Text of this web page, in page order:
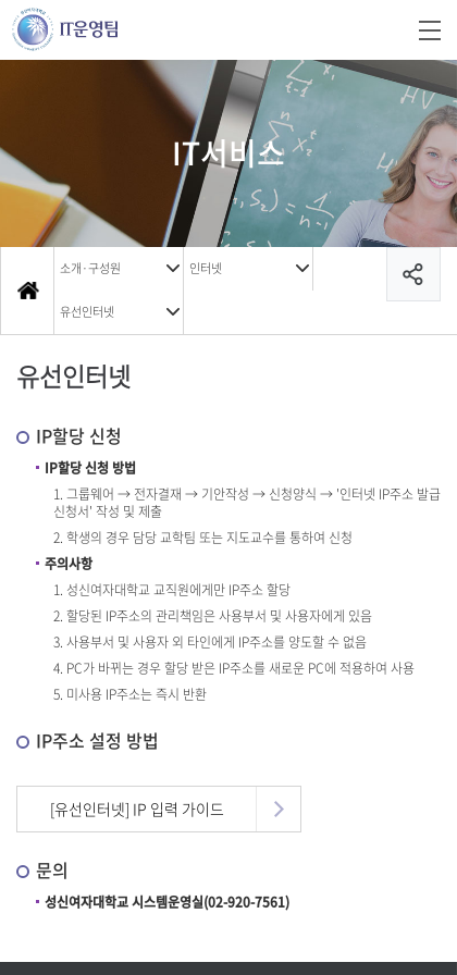
IT서비스
소개·구성원 인터넷
유선인터넷
유선인터넷
IP할당 신청
IP할당 신청 방법
1. 그룹웨어 → 전자결재 → 기안작성 → 신청양식 → '인터넷 IP주소 발급
신청서' 작성 및 제출
2. 학생의 경우 담당 교학팀 또는 지도교수를 통하여 신청
주의사항
1. 성신여자대학교 교직원에게만 IP주소 할당
2. 할당된 IP주소의 관리책임은 사용부서 및 사용자에게 있음
3. 사용부서 및 사용자 외 타인에게 IP주소를 양도할 수 없음
4. PC가 바뀌는 경우 할당 받은 IP주소를 새로운 PC에 적용하여 사용
5. 미사용 IP주소는 즉시 반환
IP주소 설정 방법
[유선인터넷] IP 입력 가이드
문의
성신여자대학교 시스템운영실(02-920-7561)